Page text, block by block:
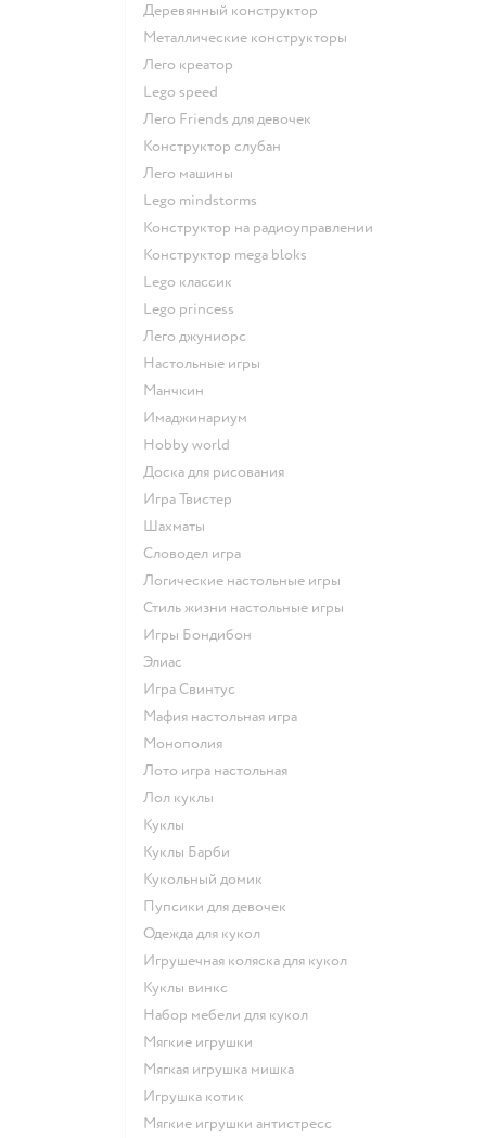
Деревянный конструктор
Металлические конструкторы
Лего креатор
Lego speed
Лего Friends для девочек
Конструктор слубан
Лего машины
Lego mindstorms
Конструктор на радиоуправлении
Конструктор mega bloks
Lego классик
Lego princess
Лего джуниорс
Настольные игры
Манчкин
Имаджинариум
Hobby world
Доска для рисования
Игра Твистер
Шахматы
Словодел игра
Логические настольные игры
Стиль жизни настольные игры
Игры Бондибон
Элиас
Игра Свинтус
Мафия настольная игра
Монополия
Лото игра настольная
Лол куклы
Куклы
Куклы Барби
Кукольный домик
Пупсики для девочек
Одежда для кукол
Игрушечная коляска для кукол
Куклы винкс
Набор мебели для кукол
Мягкие игрушки
Мягкая игрушка мишка
Игрушка котик
Мягкие игрушки антистресс